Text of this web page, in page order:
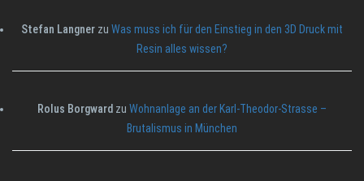
Stefan Langner zu Was muss ich für den Einstieg in den 3D Druck mit
Resin alles wissen?
Rolus Borgward zu Wohnanlage an der Karl-Theodor-Strasse –
Brutalismus in München